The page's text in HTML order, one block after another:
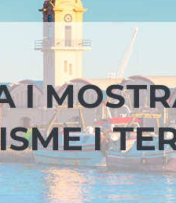
I
I